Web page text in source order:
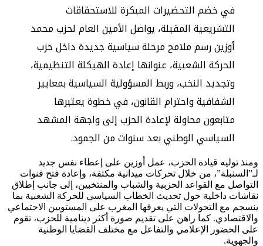
في خضم التحضيرات المبكرة للاستحقاقات
التشريعية المقبلة، يواصل الأمين العام لحزبمحمد
أوزينرسم ملامح مرحلة سياسية جديدة داخل حزب
الحركة الشعبية، عنوانها إعادة الهيكلة التنظيمية،
وتجديد النخب، وربط المسؤولية السياسية بمعايير
الشفافية واحترام القانون، في خطوة يعتبرها
متابعون محاولة لإعادة الحزب إلى واجهة المشهد
السياسي الوطني بعد سنوات من الجمود.
ومنذ توليه قيادة الحزب، عمل أوزين على إعطاء نفس جديد
لـ”السنبلة”، من خلال تحركات ميدانية مكثفة، وإعادة فتح قنوات
التواصل مع القواعد الحزبية والشباب والمنتخبين، إلى جانب إطلاق
نقاشات داخلية حول تحديث الخطاب السياسي للحركة الشعبية بما
ينسجم مع التحولات التي يعرفها المغرب على المستويين الاجتماعي
والاقتصادي. كما راهن على تقديم صورة أكثر دينامية للحزب، تقوم
على الحضور الإعلامي والتفاعل مع مختلف القضايا الوطنية
والجهوية.